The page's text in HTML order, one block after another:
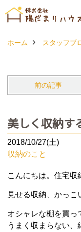
ホーム スタッフブ
前の記事
美しく収納す
2018/10/27(土)
収納のこと
こんにちは。住宅収
見せる収納、かっこ
オシャレな棚を買っ
うまく収まらない、